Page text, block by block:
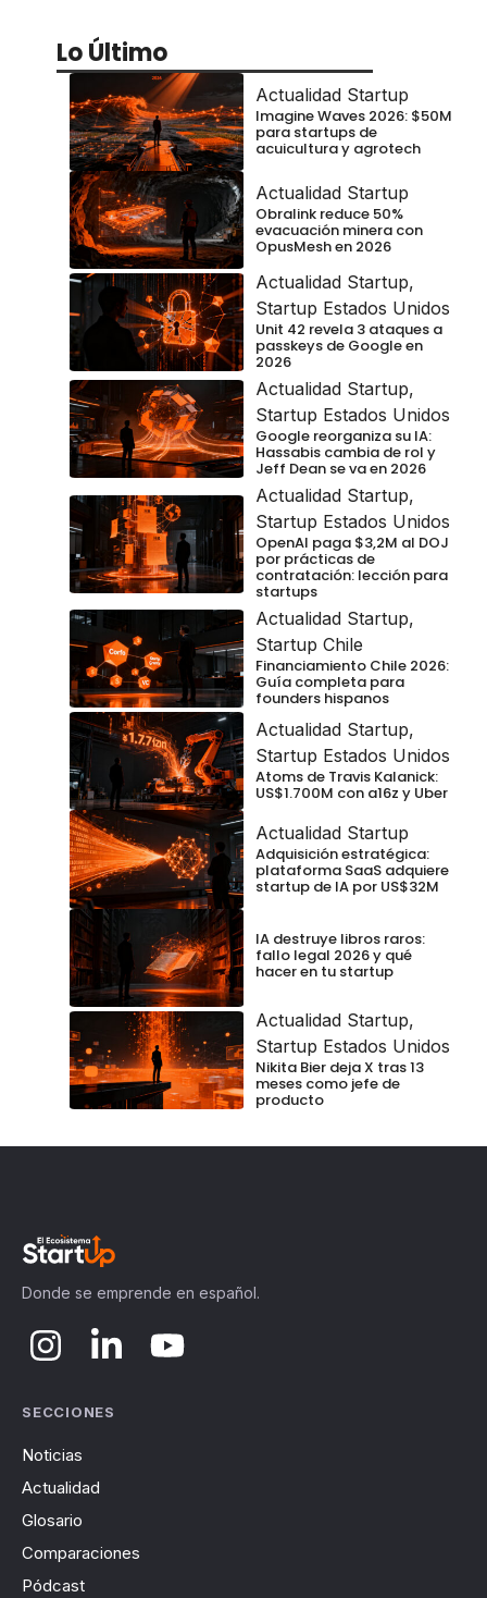
Lo Último
Actualidad Startup
Imagine Waves 2026: $50M
para startups de
acuicultura y agrotech
Actualidad Startup
Obralink reduce 50%
evacuación minera con
OpusMesh en 2026
Actualidad Startup,
Startup Estados Unidos
Unit 42 revela 3 ataques a
passkeys de Google en
2026
Actualidad Startup,
Startup Estados Unidos
Google reorganiza su IA:
Hassabis cambia de rol y
Jeff Dean se va en 2026
Actualidad Startup,
Startup Estados Unidos
OpenAI paga $3,2M al DOJ
por prácticas de
contratación: lección para
startups
Actualidad Startup,
Startup Chile
Financiamiento Chile 2026:
Guía completa para
founders hispanos
Actualidad Startup,
Startup Estados Unidos
Atoms de Travis Kalanick:
US$1.700M con a16z y Uber
Actualidad Startup
Adquisición estratégica:
plataforma SaaS adquiere
startup de IA por US$32M
IA destruye libros raros:
fallo legal 2026 y qué
hacer en tu startup
Actualidad Startup,
Startup Estados Unidos
Nikita Bier deja X tras 13
meses como jefe de
producto
Donde se emprende en español.
SECCIONES
Noticias
Actualidad
Glosario
Comparaciones
Pódcast